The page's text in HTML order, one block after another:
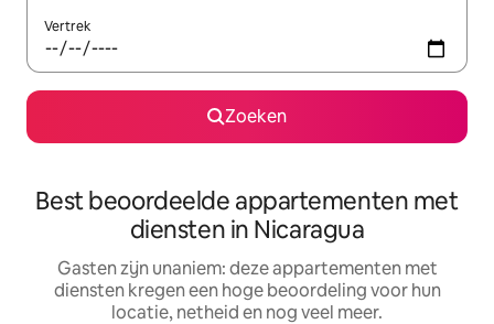
Vertrek
Zoeken
Best beoordeelde appartementen met
diensten in Nicaragua
Gasten zijn unaniem: deze appartementen met
diensten kregen een hoge beoordeling voor hun
locatie, netheid en nog veel meer.